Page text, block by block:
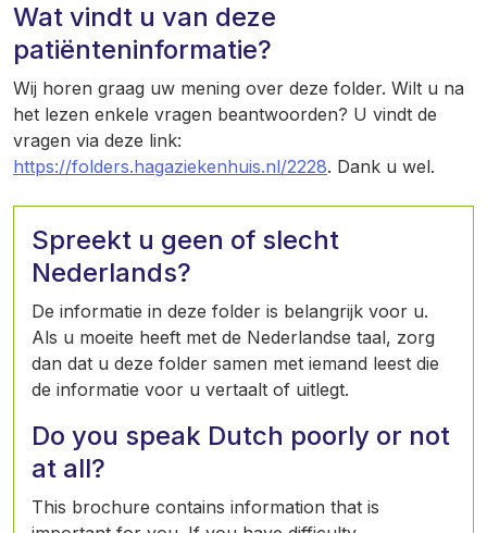
Wat vindt u van deze
patiënteninformatie?
Wij horen graag uw mening over deze folder. Wilt u na
het lezen enkele vragen beantwoorden? U vindt de
vragen via deze link:
https://folders.hagaziekenhuis.nl/2228. Dank u wel.
Spreekt u geen of slecht
Nederlands?
De informatie in deze folder is belangrijk voor u.
Als u moeite heeft met de Nederlandse taal, zorg
dan dat u deze folder samen met iemand leest die
de informatie voor u vertaalt of uitlegt.
Do you speak Dutch poorly or not
at all?
This brochure contains information that is